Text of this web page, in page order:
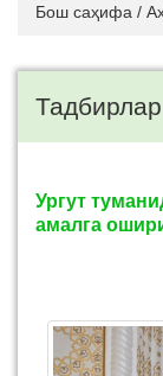
Бош саҳифа /
Тадбирлар
Ургут
амалга